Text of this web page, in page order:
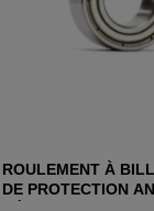
ROULEMENT À
DE PROTECTION